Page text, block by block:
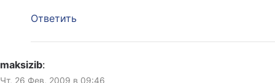
Ответить
maksizib:
Чт, 26 Фев, 2009 в 09:46